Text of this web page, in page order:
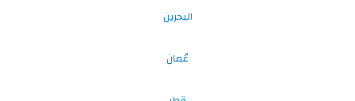
البحرين
عُمان